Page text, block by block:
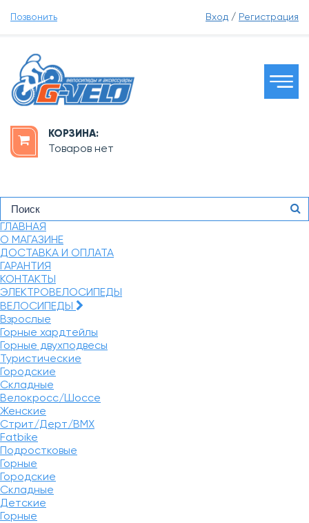
Позвонить Вход / Регистрация
КОРЗИНА:
Товаров нет
ГЛАВНАЯ
О МАГАЗИНЕ
ДОСТАВКА И ОПЛАТА
ГАРАНТИЯ
КОНТАКТЫ
ЭЛЕКТРОВЕЛОСИПЕДЫ
ВЕЛОСИПЕДЫ
Взрослые
Горные хардтейлы
Горные двухподвесы
Туристические
Городские
Складные
Велокросс/Шоссе
Женские
Стрит/Дерт/BMX
Fatbike
Подростковые
Горные
Городские
Складные
Детские
Горные